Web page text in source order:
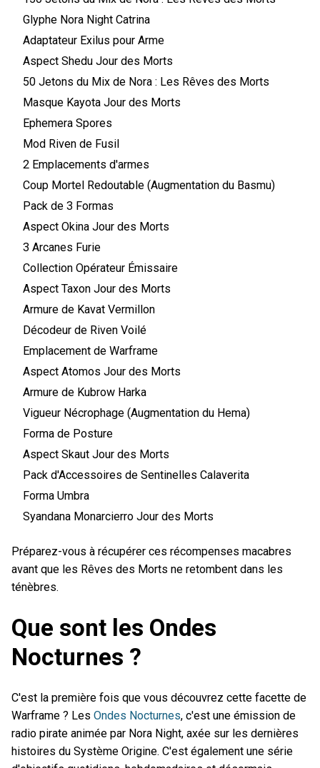
Glyphe Nora Night Catrina
Adaptateur Exilus pour Arme
Aspect Shedu Jour des Morts
50 Jetons du Mix de Nora : Les Rêves des Morts
Masque Kayota Jour des Morts
Ephemera Spores
Mod Riven de Fusil
2 Emplacements d'armes
Coup Mortel Redoutable (Augmentation du Basmu)
Pack de 3 Formas
Aspect Okina Jour des Morts
3 Arcanes Furie
Collection Opérateur Émissaire
Aspect Taxon Jour des Morts
Armure de Kavat Vermillon
Décodeur de Riven Voilé
Emplacement de Warframe
Aspect Atomos Jour des Morts
Armure de Kubrow Harka
Vigueur Nécrophage (Augmentation du Hema)
Forma de Posture
Aspect Skaut Jour des Morts
Pack d'Accessoires de Sentinelles Calaverita
Forma Umbra
Syandana Monarcierro Jour des Morts
Préparez-vous à récupérer ces récompenses macabres
avant que les Rêves des Morts ne retombent dans les
ténèbres.
Que sont les Ondes
Nocturnes ?
C'est la première fois que vous découvrez cette facette de
Warframe ? Les Ondes Nocturnes, c'est une émission de
radio pirate animée par Nora Night, axée sur les dernières
histoires du Système Origine. C'est également une série